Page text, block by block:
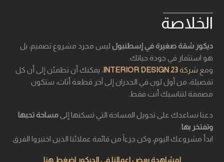
الخلاصة
ديكور شقة صغيرة في إسطنبول ليس مجرد مشروع تصميم، بل
هو استثمار في جودة حياتك.
ومع شركة23 INTERIOR DESIGN
، يمكنك أن تطمئن إلى أن كل
تفصيلة، من أول لون في الجدران إلى آخر قطعة أثاث، ستكون
مصممة لتناسبك أنت فقط.
دعنا نساعدك على تحويل المساحة التي تسكنها إلىمساحة تحبها
وتفتخر بها
ابدأ مشروعك اليوم، وكن جزءاً من قائمة عملائنا الذين اختبروا الفرق.
لمشاهدة بعض اعمالنا في الديكور اضغط هنا